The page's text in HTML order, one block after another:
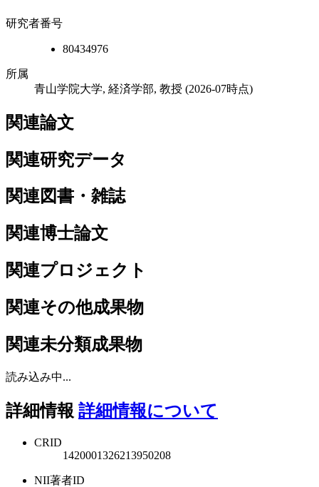
研究者番号
80434976
所属
青山学院大学, 経済学部, 教授 (2026-07時点)
関連論文
関連研究データ
関連図書・雑誌
関連博士論文
関連プロジェクト
関連その他成果物
関連未分類成果物
読み込み中...
詳細情報 詳細情報について
CRID
1420001326213950208
NII著者ID